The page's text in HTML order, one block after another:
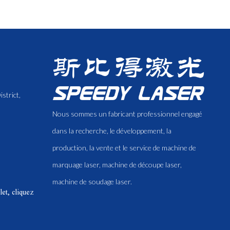
cliquez
Nous sommes un fabricant professionnel engagé
dans la recherche, le développement, la
production, la vente et le service de machine de
marquage laser, machine de découpe laser,
machine de soudage laser.